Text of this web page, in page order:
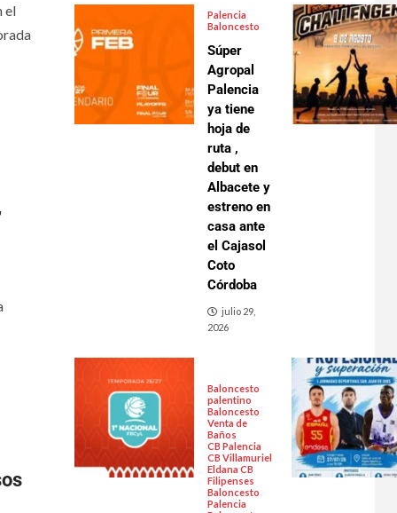
el
Palencia
Baloncesto
Súper
Agropal
Palencia
ya tiene
hoja de
ruta ,
debut en
Albacete y
estreno en
casa ante
el Cajasol
Coto
Córdoba
julio 29,
2026
Baloncesto
palentino
Baloncesto
Venta de
Baños
CB Palencia
CB Villamuriel
Eldana CB
Filipenses
Baloncesto
Palencia